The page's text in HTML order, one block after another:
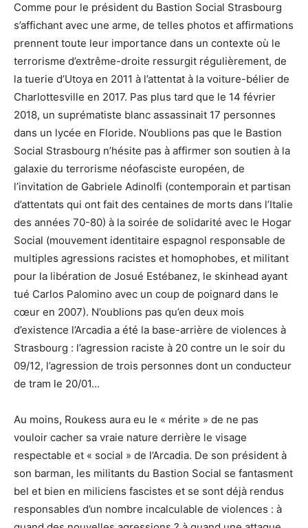
Comme pour le président du Bastion Social Strasbourg
s’affichant avec une arme, de telles photos et affirmations
prennent toute leur importance dans un contexte où le
terrorisme d’extrême-droite ressurgit régulièrement, de
la tuerie d’Utoya en 2011 à l’attentat à la voiture-bélier de
Charlottesville en 2017. Pas plus tard que le 14 février
2018, un suprématiste blanc assassinait 17 personnes
dans un lycée en Floride. N’oublions pas que le Bastion
Social Strasbourg n’hésite pas à affirmer son soutien à la
galaxie du terrorisme néofasciste européen, de
l’invitation de Gabriele Adinolfi (contemporain et partisan
d’attentats qui ont fait des centaines de morts dans l’Italie
des années 70-80) à la soirée de solidarité avec le Hogar
Social (mouvement identitaire espagnol responsable de
multiples agressions racistes et homophobes, et militant
pour la libération de Josué Estébanez, le skinhead ayant
tué Carlos Palomino avec un coup de poignard dans le
cœur en 2007). N’oublions pas qu’en deux mois
d’existence l’Arcadia a été la base-arrière de violences à
Strasbourg : l’agression raciste à 20 contre un le soir du
09/12, l’agression de trois personnes dont un conducteur
de tram le 20/01…
Au moins, Roukess aura eu le « mérite » de ne pas
vouloir cacher sa vraie nature derrière le visage
respectable et « social » de l’Arcadia. De son président à
son barman, les militants du Bastion Social se fantasment
bel et bien en miliciens fascistes et se sont déjà rendus
responsables d’un nombre incalculable de violences : à